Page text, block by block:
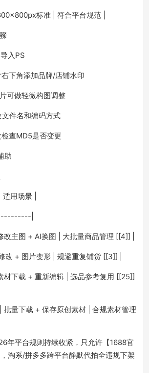
标准 | 符合平台规范 |
入PS
下角添加品牌/店铺水印
可做轻微构图调整
件名和编码方式
查MD5是否变更
助
用场景 |
|
改主图 + AI换图 | 大批量商品管理 [[4]] |
改 + 图片变形 | 规避重复铺货 [[3]] |
材下载 + 重新编辑 | 选品参考复用 [[25]]
批量下载 + 保存原创素材 | 合规素材管理
年平台规则持续收紧，只允许【1688官
淘系/拼多多跨平台静默代拍全违规下架